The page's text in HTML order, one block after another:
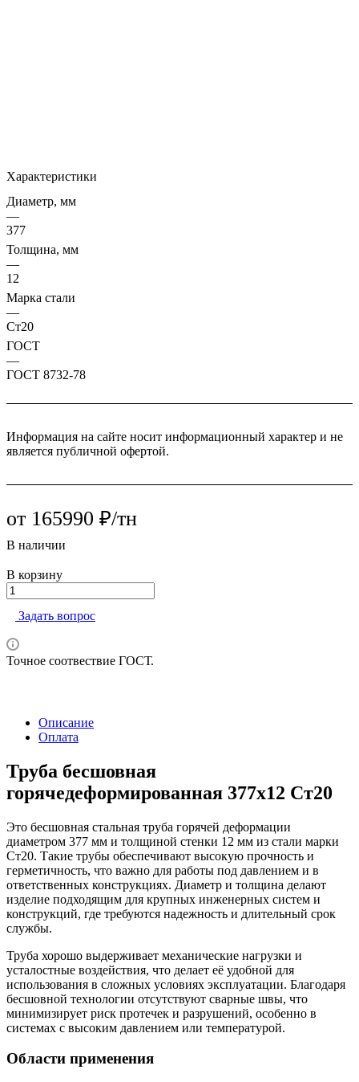
Характеристики
Диаметр, мм
—
377
Толщина, мм
—
12
Марка стали
—
Ст20
ГОСТ
—
ГОСТ 8732-78
Информация на сайте носит информационный характер и не
является публичной офертой.
от 165990 ₽/тн
В наличии
В корзину
Задать вопрос
Точное соотвествие ГОСТ.
Описание
Оплата
Труба бесшовная
горячедеформированная 377х12 Ст20
Это бесшовная стальная труба горячей деформации
диаметром 377 мм и толщиной стенки 12 мм из стали марки
Ст20. Такие трубы обеспечивают высокую прочность и
герметичность, что важно для работы под давлением и в
ответственных конструкциях. Диаметр и толщина делают
изделие подходящим для крупных инженерных систем и
конструкций, где требуются надежность и длительный срок
службы.
Труба хорошо выдерживает механические нагрузки и
усталостные воздействия, что делает её удобной для
использования в сложных условиях эксплуатации. Благодаря
бесшовной технологии отсутствуют сварные швы, что
минимизирует риск протечек и разрушений, особенно в
системах с высоким давлением или температурой.
Области применения